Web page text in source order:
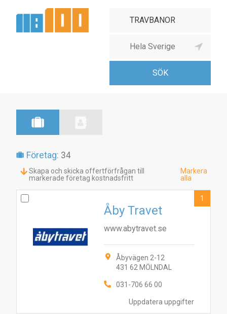
Företag: 34
Skapa och skicka offertförfrågan till
markerade företag kostnadsfritt
Markera
alla
Uppdatera uppgifter
Åby Travet
www.abytravet.se
Åbyvägen 2-12
431 62 MÖLNDAL
031-706 66 00
1